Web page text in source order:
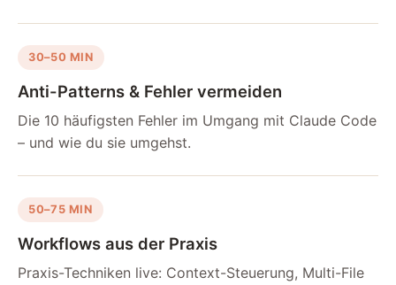
30–50 MIN
Anti-Patterns & Fehler vermeiden
Die 10 häufigsten Fehler im Umgang mit Claude Code
– und wie du sie umgehst.
50–75 MIN
Workflows aus der Praxis
Praxis-Techniken live: Context-Steuerung, Multi-File